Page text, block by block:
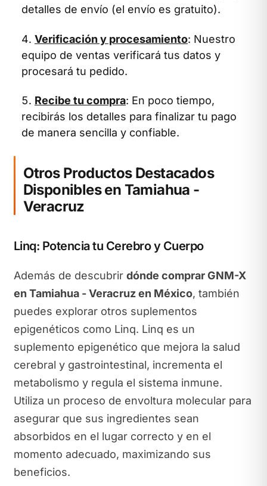
detalles de envío (el envío es gratuito).
Verificación y procesamiento: Nuestro
equipo de ventas verificará tus datos y
procesará tu pedido.
Recibe tu compra: En poco tiempo,
recibirás los detalles para finalizar tu pago
de manera sencilla y confiable.
Otros Productos Destacados
Disponibles en Tamiahua -
Veracruz
Linq: Potencia tu Cerebro y Cuerpo
Además de descubrir dónde comprar GNM-X
en Tamiahua - Veracruz en México, también
puedes explorar otros suplementos
epigenéticos como Linq. Linq es un
suplemento epigenético que mejora la salud
cerebral y gastrointestinal, incrementa el
metabolismo y regula el sistema inmune.
Utiliza un proceso de envoltura molecular para
asegurar que sus ingredientes sean
absorbidos en el lugar correcto y en el
momento adecuado, maximizando sus
beneficios.